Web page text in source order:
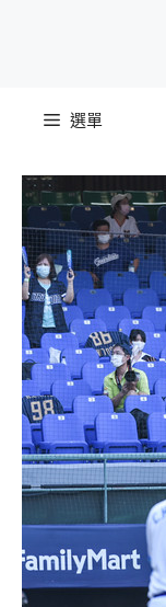
選單